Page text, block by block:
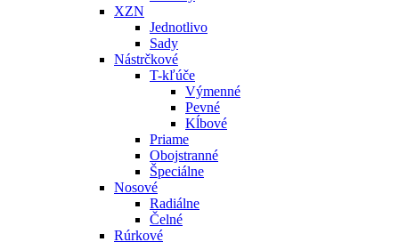
XZN
Jednotlivo
Sady
Nástrčkové
T-kľúče
Výmenné
Pevné
Kĺbové
Priame
Obojstranné
Špeciálne
Nosové
Radiálne
Čelné
Rúrkové